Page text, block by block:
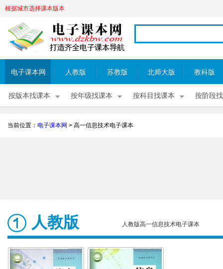
根据城市选择课本版本
电子课本网 人教版 苏教版 北师大版 教科版
按版本找课本 按年级找课本 按科目找课本 按阶段
当前位置： 电子课本网 > 高一信息技术电子课本
人教版 人教版高一信息技术电子课本